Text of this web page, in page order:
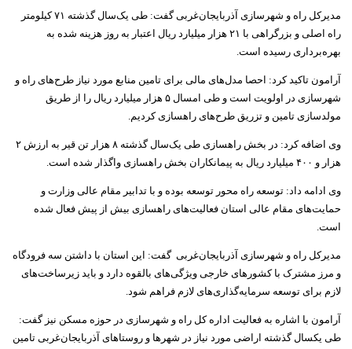
مدیرکل راه و شهرسازی آذربایجان‌غربی گفت: طی یک‌سال گذشته ۷۱ کیلومتر
راه اصلی و بزرگراهی با ۲۱ هزار میلیارد ریال اعتبار به روز هزینه شده به
بهره‌برداری رسیده است.
آرامون تاکید کرد: احصا مدل‌های مالی برای تامین منابع مورد نیاز طرح‌های راه و
شهرسازی در اولویت است و طی امسال ۵ هزار میلیارد ریال را از طریق
مولدسازی تامین و تزریق طرح‌های راهسازی کردیم.
وی اضافه کرد: در بخش راهسازی طی یک‌سال گذشته ۸ هزار تن قیر به ارزش ۲
هزار و ۴۰۰ میلیارد ریال به پیمانکاران بخش راهسازی واگذار شده است.
وی ادامه داد: توسعه راه محور توسعه بوده و با تدابیر مقام عالی وزارت و
حمایت‌های مقام عالی استان فعالیت‌های راهسازی بیش از پیش فعال شده
است.
مدیرکل راه و شهرسازی آذربایجان‌غربی گفت: این استان با داشتن سه فرودگاه
و مرز مشترک با کشورهای خارجی ویژگی‌های بالقوه دارد و باید زیرساخت‌های
لازم برای توسعه سرمایه‌گذاری‌های لازم فراهم شود.
آرامون با اشاره به فعالیت اداره کل راه و شهرسازی در حوزه مسکن نیز گفت:
طی یکسال گذشته اراضی مورد نیاز در شهرها و روستاهای آذربایجان‌غربی تامین